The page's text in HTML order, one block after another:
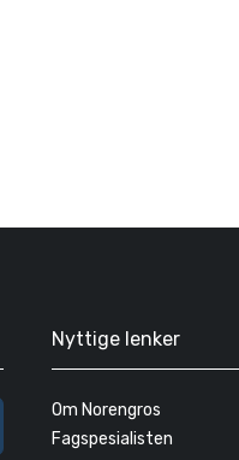
Nyttige lenker
Om Norengros
Fagspesialisten